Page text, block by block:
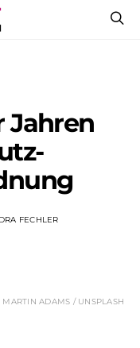
Jahren
FECHLER
MARTIN ADAMS / UNSPLASH